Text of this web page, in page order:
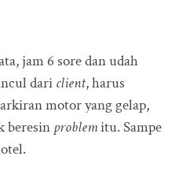
jam 6 sore dan udah
dari client, harus
motor yang gelap,
beresin problemitu. Sampe